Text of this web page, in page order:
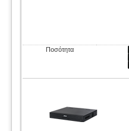
Ποσότητα